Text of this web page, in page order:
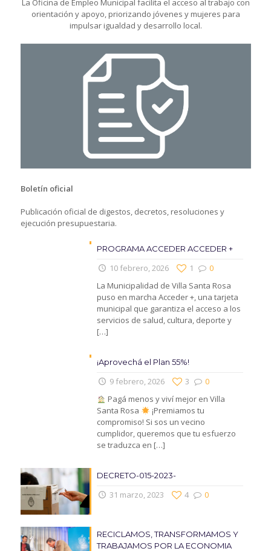
orientación y apoyo, priorizando jóvenes y mujeres para
impulsar igualdad y desarrollo local.
Boletín oficial
Publicación oficial de digestos, decretos, resoluciones y
ejecución presupuestaria.
PROGRAMA ACCEDER ACCEDER +
10 febrero, 2026 0
1
La Municipalidad de Villa Santa Rosa
puso en marcha Acceder +, una tarjeta
municipal que garantiza el acceso a los
servicios de salud, cultura, deporte y
[…]
¡Aprovechá el Plan 55%!
9 febrero, 2026 0
3
Pagá menos y viví mejor en Villa
Santa Rosa
¡Premiamos tu
compromiso! Si sos un vecino
cumplidor, queremos que tu esfuerzo
se traduzca en […]
DECRETO-015-2023-
31 marzo, 2023 0
4
RECICLAMOS, TRANSFORMAMOS Y
TRABAJAMOS POR LA ECONOMIA